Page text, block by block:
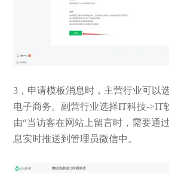
3，申请模板消息时，主营行业可以
电子商务。副营行业选择IT科技->IT
由“当访客在网站上留言时，需要通
息实时推送到管理员微信中。